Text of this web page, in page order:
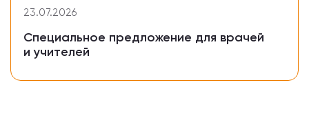
23.07.2026
Специальное предложение для врачей
и учителей